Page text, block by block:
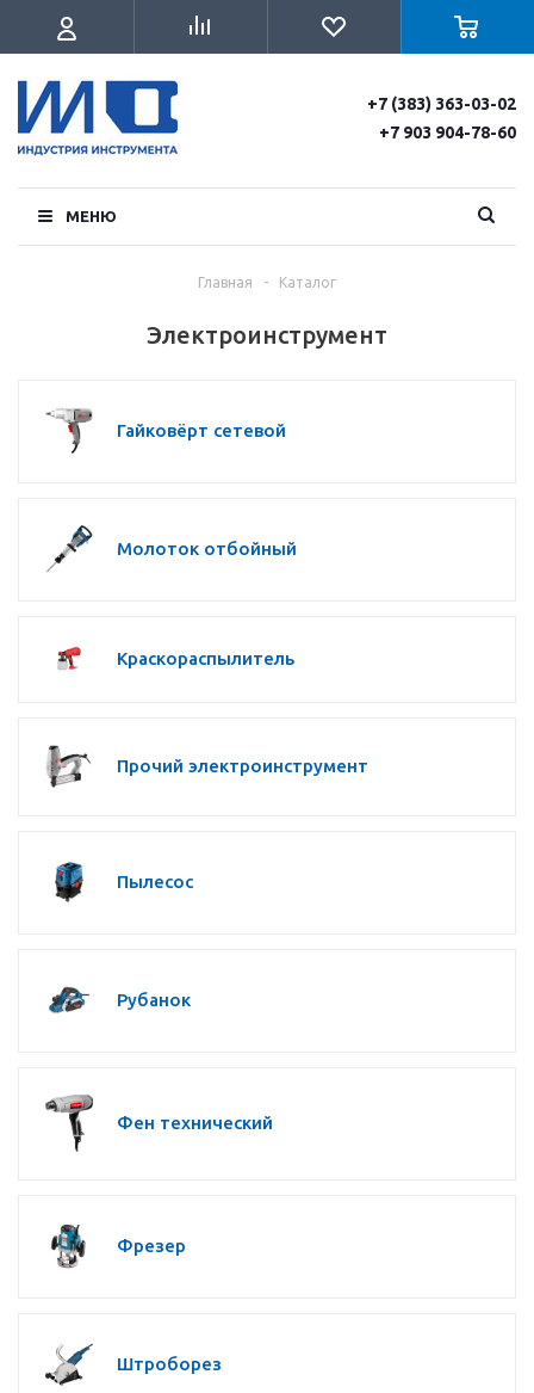
+7 (383) 363-03-02
+7 903 904-78-60
МЕНЮ
Главная - Каталог
Электроинструмент
Гайковёрт сетевой
Молоток отбойный
Краскораспылитель
Прочий электроинструмент
Пылесос
Рубанок
Фен технический
Фрезер
Штроборез